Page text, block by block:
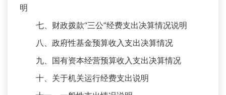
明
七、财政拨款“三公”经费支出决算情况说明
八、政府性基金预算收入支出决算情况
九、国有资本经营预算收入支出决算情况
十、关于机关运行经费支出说明